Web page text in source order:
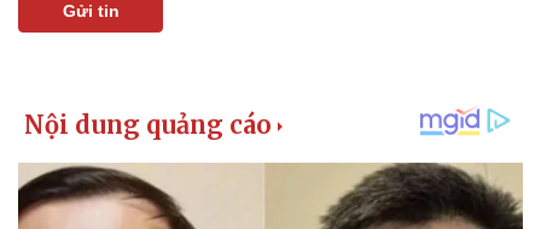
Bất động sản
Khởi nghiệp
Tỷ giá
Chứng khoán
Giá cà phê
Gửi tin